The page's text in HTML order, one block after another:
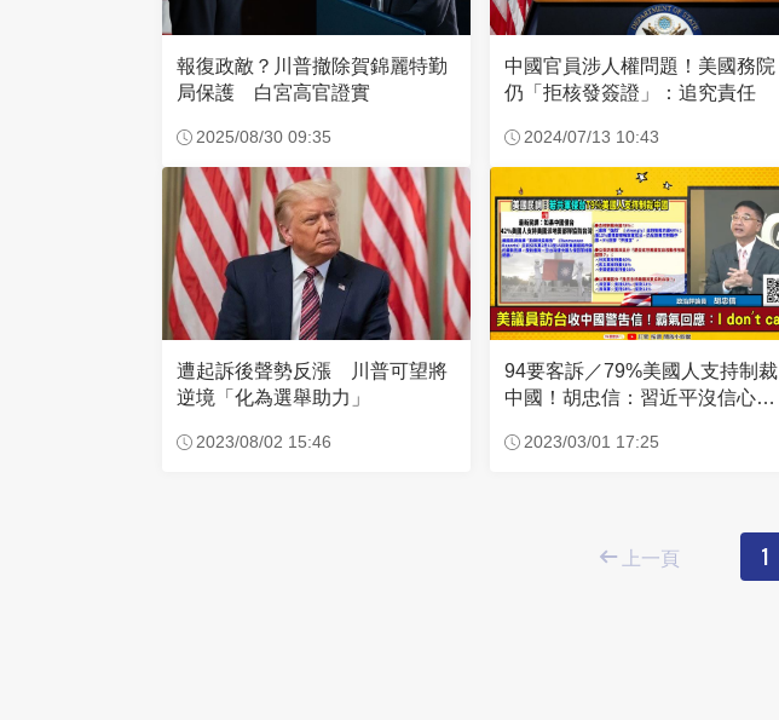
報復政敵？川普撤除賀錦麗特勤
局保護 白宮高官證實
2025/08/30 09:35
中國官員涉人權問題！美國務院
仍「拒核發簽證」：追究責任
2024/07/13 10:43
遭起訴後聲勢反漲 川普可望將
逆境「化為選舉助力」
2023/08/02 15:46
94要客訴／79%美國人支持制裁
中國！胡忠信：習近平沒信心成
2023/03/01 17:25
上一頁 1